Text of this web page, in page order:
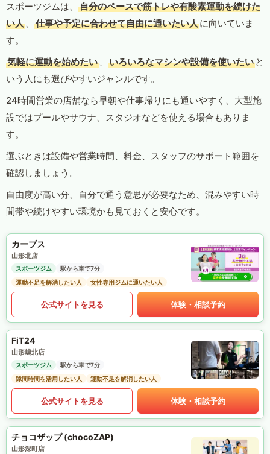
スポーツジムは、
自分のペースで筋トレや有酸素運動を続けた
い人 、 仕事や予定に合わせて自由に通いたい人に向いていま
す。
気軽に運動を始めたい 、 いろいろなマシンや設備を使いたい と
いう人にも選びやすいジャンルです。
24時間営業の店舗なら早朝や仕事帰りにも通いやすく、大型施
設ではプールやサウナ、スタジオなどを使える場合もありま
す。
選ぶときは設備や営業時間、料金、スタッフのサポート範囲を
確認しましょう。
自由度が高い分、自分で通う意思が必要なため、混みやすい時
間帯や続けやすい環境かも見ておくと安心です。
カーブス
山形北店
スポーツジム
駅から車で7分
運動不足を解消したい人
女性専用ジムに通いたい人
公式サイトを見る 体験・相談予約
FiT24
山形嶋北店
スポーツジム
駅から車で7分
隙間時間を活用したい人
運動不足を解消したい人
公式サイトを見る 体験・相談予約
チョコザップ (chocoZAP)
山形深町店